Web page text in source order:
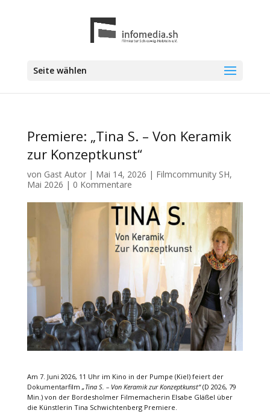
Seite wählen
Premiere: „Tina S. – Von Keramik
zur Konzeptkunst“
von Gast Autor| Mai 14, 2026 | Filmcommunity SH,
Mai 2026 | 0 Kommentare
Am 7. Juni 2026, 11 Uhr im Kino in der Pumpe (Kiel) feiert der
Dokumentarfilm „Tina S. – Von Keramik zur Konzeptkunst“(D 2026, 79
Min.) von der Bordesholmer Filmemacherin Elsabe Gläßel über
die Künstlerin Tina Schwichtenberg Premiere.